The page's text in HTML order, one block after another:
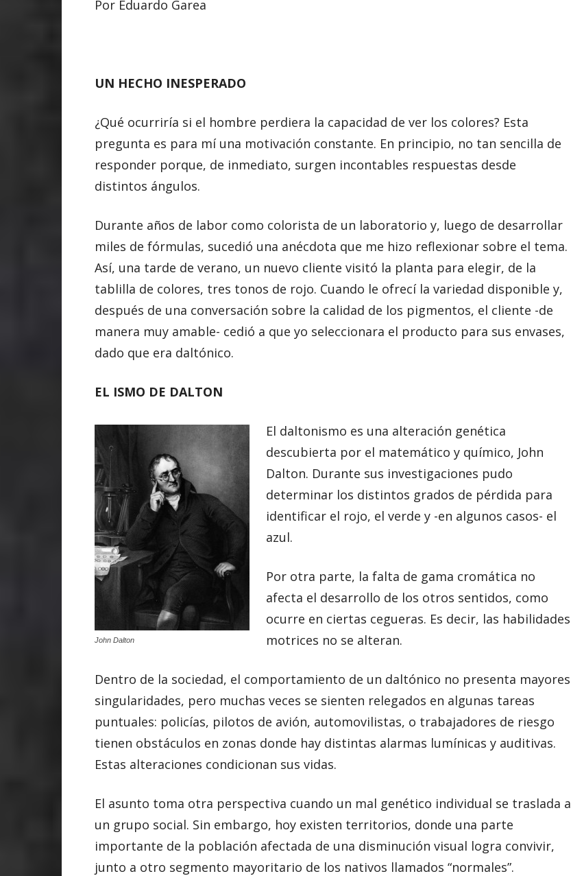
Por Eduardo Garea
UN HECHO INESPERADO
¿Qué ocurriría si el hombre perdiera la capacidad de ver los colores? Esta
pregunta es para mí una motivación constante. En principio, no tan sencilla de
responder porque, de inmediato, surgen incontables respuestas desde
distintos ángulos.
Durante años de labor como colorista de un laboratorio y, luego de desarrollar
miles de fórmulas, sucedió una anécdota que me hizo reflexionar sobre el tema.
Así, una tarde de verano, un nuevo cliente visitó la planta para elegir, de la
tablilla de colores, tres tonos de rojo. Cuando le ofrecí la variedad disponible y,
después de una conversación sobre la calidad de los pigmentos, el cliente -de
manera muy amable- cedió a que yo seleccionara el producto para sus envases,
dado que era daltónico.
EL ISMO DE DALTON
John Dalton
El daltonismo es una alteración genética
descubierta por el matemático y químico, John
Dalton. Durante sus investigaciones pudo
determinar los distintos grados de pérdida para
identificar el rojo, el verde y -en algunos casos- el
azul.
Por otra parte, la falta de gama cromática no
afecta el desarrollo de los otros sentidos, como
ocurre en ciertas cegueras. Es decir, las habilidades
motrices no se alteran.
Dentro de la sociedad, el comportamiento de un daltónico no presenta mayores
singularidades, pero muchas veces se sienten relegados en algunas tareas
puntuales: policías, pilotos de avión, automovilistas, o trabajadores de riesgo
tienen obstáculos en zonas donde hay distintas alarmas lumínicas y auditivas.
Estas alteraciones condicionan sus vidas.
El asunto toma otra perspectiva cuando un mal genético individual se traslada a
un grupo social. Sin embargo, hoy existen territorios, donde una parte
importante de la población afectada de una disminución visual logra convivir,
junto a otro segmento mayoritario de los nativos llamados “normales”.